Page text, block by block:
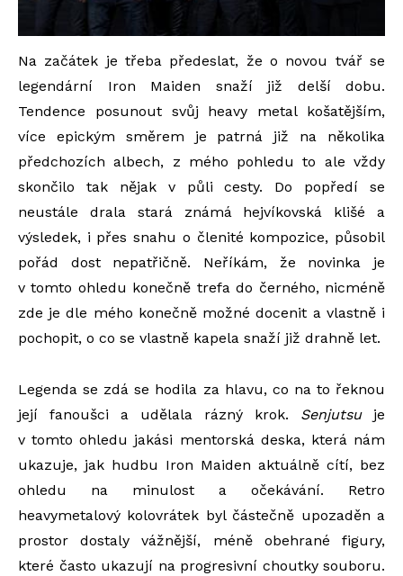
Na začátek je třeba předeslat, že o novou tvář se
legendární Iron Maiden snaží již delší dobu.
Tendence posunout svůj heavy metal košatějším,
více epickým směrem je patrná již na několika
předchozích albech, z mého pohledu to ale vždy
skončilo tak nějak v půli cesty. Do popředí se
neustále drala stará známá hejvíkovská klišé a
výsledek, i přes snahu o členité kompozice, působil
pořád dost nepatřičně. Neříkám, že novinka je
v tomto ohledu konečně trefa do černého, nicméně
zde je dle mého konečně možné docenit a vlastně i
pochopit, o co se vlastně kapela snaží již drahně let.
Legenda se zdá se hodila za hlavu, co na to řeknou
její fanoušci a udělala rázný krok. Senjutsuje
v tomto ohledu jakási mentorská deska, která nám
ukazuje, jak hudbu Iron Maiden aktuálně cítí, bez
ohledu na minulost a očekávání. Retro
heavymetalový kolovrátek byl částečně upozaděn a
prostor dostaly vážnější, méně obehrané figury,
které často ukazují na progresivní choutky souboru.